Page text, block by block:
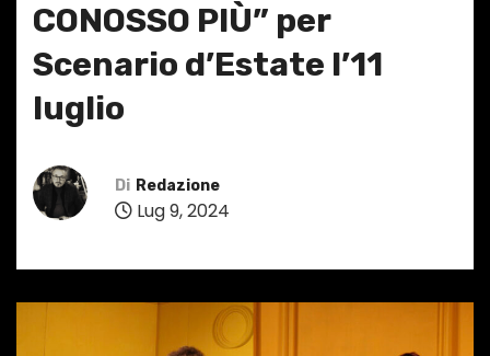
CONOSSO PIÙ” per
Scenario d’Estate l’11
luglio
Di Redazione
Lug 9, 2024